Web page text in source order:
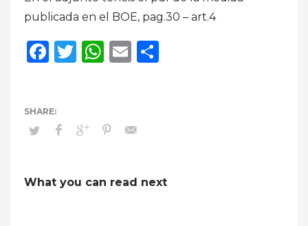
publicada en el BOE, pag.30 – art.4
Facebook
Twitter
WhatsApp
Email
What you can read next